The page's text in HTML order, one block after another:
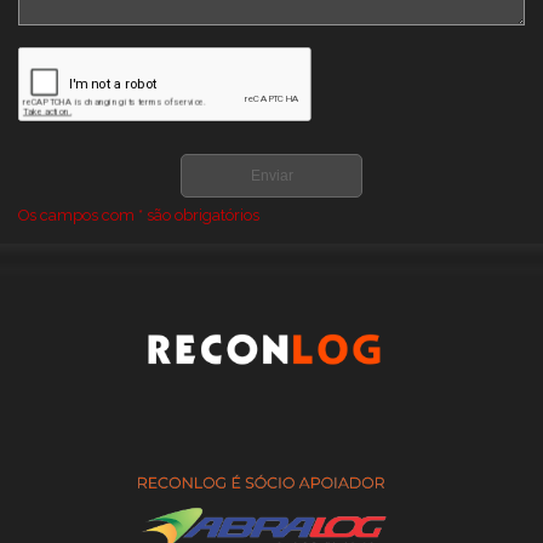
GALPÃO LONADO PARA AGRICOLAS PREÇO
GALPÃO LONADO PARA ARMAZENAGEM COMPRAR
GALPÃO LONADO PARA ARMAZENAGEM PREÇO
GALPÃO PARA ARMAZENAMENTO DE FENO
GALPÃO PARA ARMAZENAMENTO DE GRÃOS
GALPÕES DE LONA PARA ARMAZENAGEM
ONDE COMPRAR GALPAO DE LONA PARA AGRONEGOCIO
ONDE COMPRAR GALPÃO DE LONA PARA ARMAZENAGEM
PREÇO DE GALPÕES LONADOS PARA LOGISTICA E
ARMAZENAGEM
PREÇO GALPAO DE LONA PARA AGRONEGOCIO
Os campos com * são obrigatórios